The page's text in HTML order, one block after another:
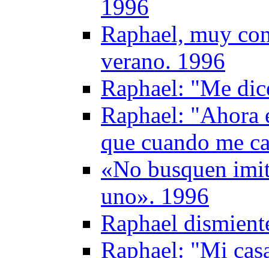
1996
Raphael, muy
verano. 1996
Raphael: "Me
Raphael: "Ahora
que cuando me
«No busquen
uno». 1996
Raphael
Raphael: "Mi